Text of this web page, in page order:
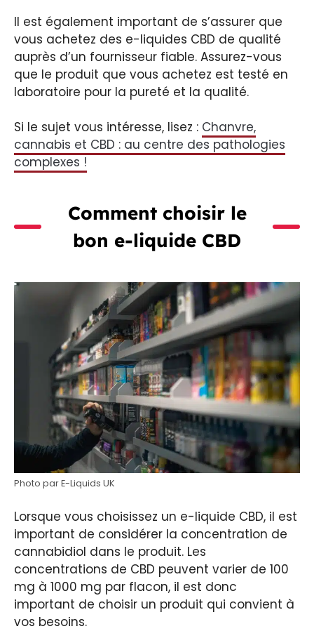
Il est également important de s’assurer que
vous achetez des e-liquides CBD de qualité
auprès d’un fournisseur fiable. Assurez-vous
que le produit que vous achetez est testé en
laboratoire pour la pureté et la qualité.
Si le sujet vous intéresse, lisez : Chanvre,
cannabis et CBD : au centre des pathologies
complexes !
Comment choisir le
bon e-liquide CBD
Photo par E-Liquids UK
Lorsque vous choisissez un e-liquide CBD, il est
important de considérer la concentration de
cannabidiol dans le produit. Les
concentrations de CBD peuvent varier de 100
mg à 1000 mg par flacon, il est donc
important de choisir un produit qui convient à
vos besoins.